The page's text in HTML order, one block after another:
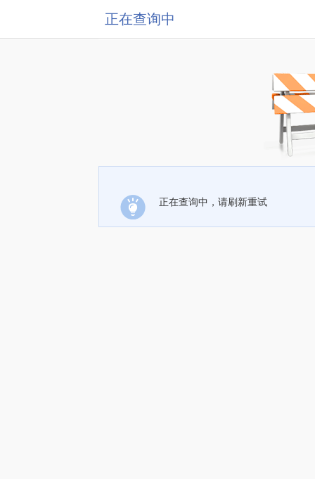
正在查询中
正在查询中，请刷新重试